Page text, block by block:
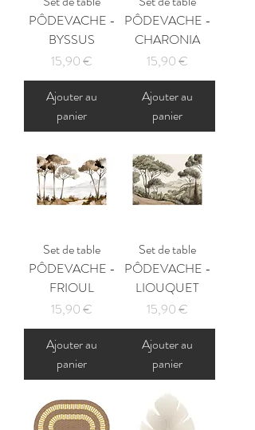
PÔDEVACHE -
BYSSUS
Prix
15,90 €
Ajouter au
panier
PÔDEVACHE -
CHARONIA
Prix
15,90 €
Ajouter au
panier
Set de table
PÔDEVACHE -
FRIOUL
Prix
15,90 €
Ajouter au
panier
Set de table
PÔDEVACHE -
LIOUQUET
Prix
15,90 €
Ajouter au
panier